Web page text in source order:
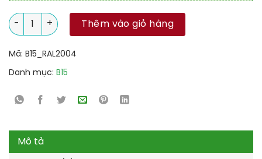
Sơn sàn chịu mài mòn RAL RAFLOOR ARMOR 2004 số lượng
Thêm vào giỏ hàng
Mã: B15_RAL2004
Danh mục: B15
Mô tả